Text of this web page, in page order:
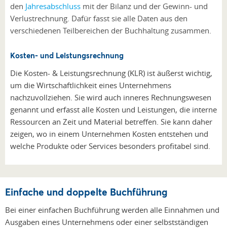
den Jahresabschluss mit der Bilanz und der Gewinn- und
Verlustrechnung. Dafür fasst sie alle Daten aus den
verschiedenen Teilbereichen der Buchhaltung zusammen.
Kosten- und Leistungsrechnung
Die Kosten- & Leistungsrechnung (KLR) ist äußerst wichtig,
um die Wirtschaftlichkeit eines Unternehmens
nachzuvollziehen. Sie wird auch inneres Rechnungswesen
genannt und erfasst alle Kosten und Leistungen, die interne
Ressourcen an Zeit und Material betreffen. Sie kann daher
zeigen, wo in einem Unternehmen Kosten entstehen und
welche Produkte oder Services besonders profitabel sind.
Einfache und doppelte Buchführung
Bei einer einfachen Buchführung werden alle Einnahmen und
Ausgaben eines Unternehmens oder einer selbstständigen